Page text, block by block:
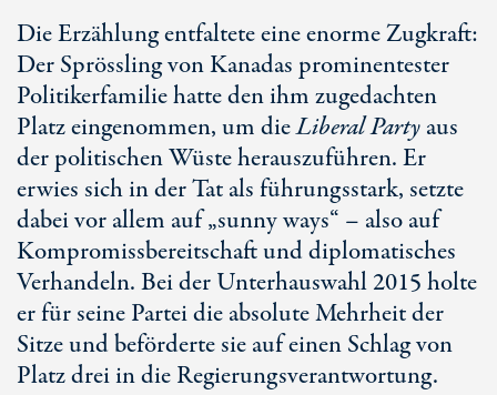
Die Erzählung entfaltete eine enorme Zugkraft:
Der Sprössling von Kanadas prominentester
Politikerfamilie hatte den ihm zugedachten
Platz eingenommen, um dieLiberal Partyaus
der politischen Wüste herauszuführen. Er
erwies sich in der Tat als führungsstark, setzte
dabei vor allem auf „sunny ways“ – also auf
Kompromissbereitschaft und diplomatisches
Verhandeln. Bei der Unterhauswahl 2015 holte
er für seine Partei die absolute Mehrheit der
Sitze und beförderte sie auf einen Schlag von
Platz drei in die Regierungsverantwortung.